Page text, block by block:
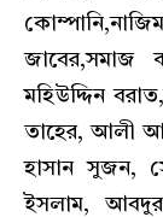
জাবের,সমাজ
মহিউদ্দিন
তাহের, আলী
হাসান সুজন,
ইসলাম,